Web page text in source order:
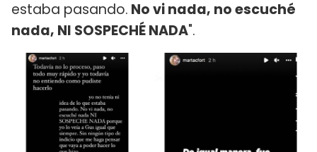
estaba pasando. No vi nada, no escuché
nada, NI SOSPECHÉ NADA".